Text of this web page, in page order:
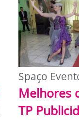
Spaço
Melhores
TP